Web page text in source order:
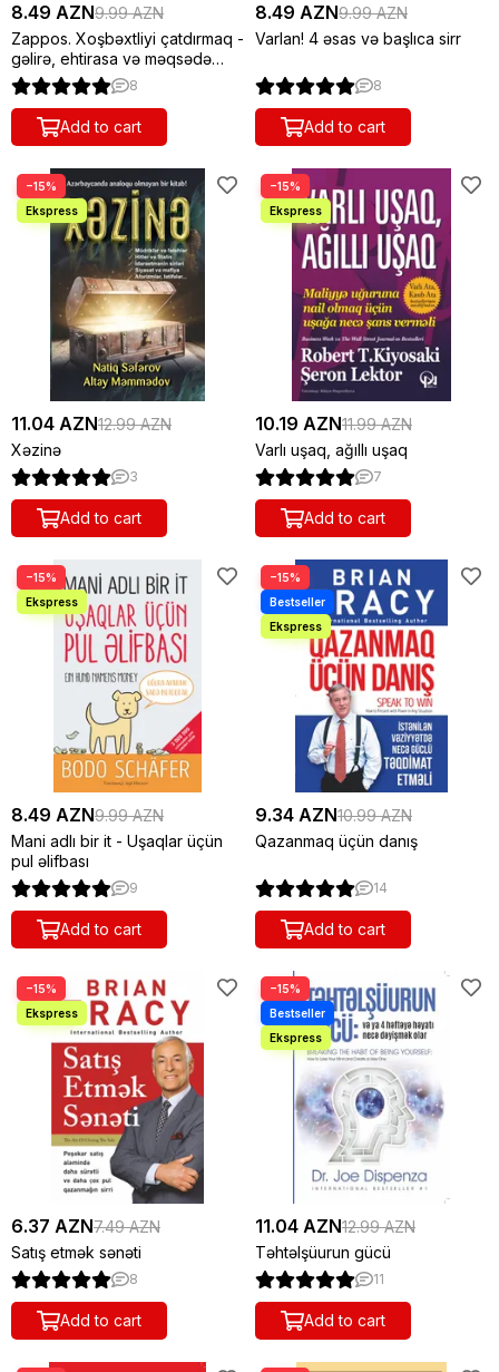
8.49 AZN9.99 AZN
Zappos. Xoşbəxtliyi çatdırmaq -
gəlirə, ehtirasa və məqsədə
gedən yol
8
Add to cart
8.49 AZN9.99 AZN
Varlan! 4 əsas və başlıca sirr
8
Add to cart
−15%
11.04 AZN12.99 AZN
Xəzinə
3
Add to cart
−15%
10.19 AZN11.99 AZN
Varlı uşaq, ağıllı uşaq
7
Add to cart
−15%
8.49 AZN9.99 AZN
Mani adlı bir it - Uşaqlar üçün
pul əlifbası
9
Add to cart
−15%
9.34 AZN10.99 AZN
Qazanmaq üçün danış
14
Add to cart
−15%
6.37 AZN7.49 AZN
Satış etmək sənəti
8
Add to cart
−15%
11.04 AZN12.99 AZN
Təhtəlşüurun gücü
11
Add to cart